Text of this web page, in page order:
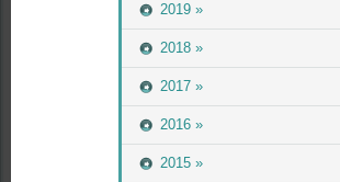
2019 »
2018 »
2017 »
2016 »
2015 »